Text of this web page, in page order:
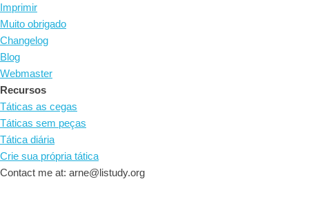
Imprimir
Muito obrigado
Changelog
Blog
Webmaster
Recursos
Táticas as cegas
Táticas sem peças
Tática diária
Crie sua própria tática
Contact me at: arne@listudy.org